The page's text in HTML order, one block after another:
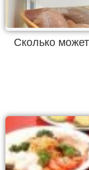
Сколько